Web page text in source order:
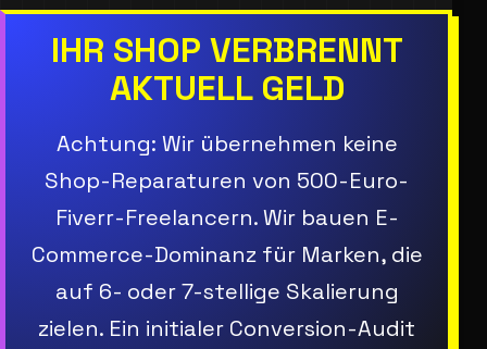
IHR SHOP VERBRENNT
AKTUELL GELD
Achtung: Wir übernehmen keine
Shop-Reparaturen von 500-Euro-
Fiverr-Freelancern. Wir bauen E-
Commerce-Dominanz für Marken, die
auf 6- oder 7-stellige Skalierung
zielen. Ein initialer Conversion-Audit